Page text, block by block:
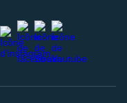
instagram
facebook
stravayoutube